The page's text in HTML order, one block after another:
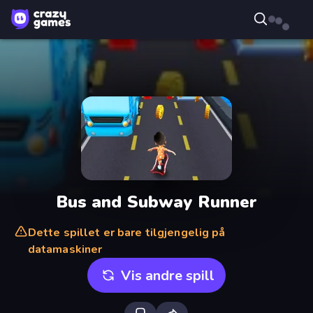
Bus and Subway Runner
Dette spillet er bare tilgjengelig på
datamaskiner
Vis andre spill